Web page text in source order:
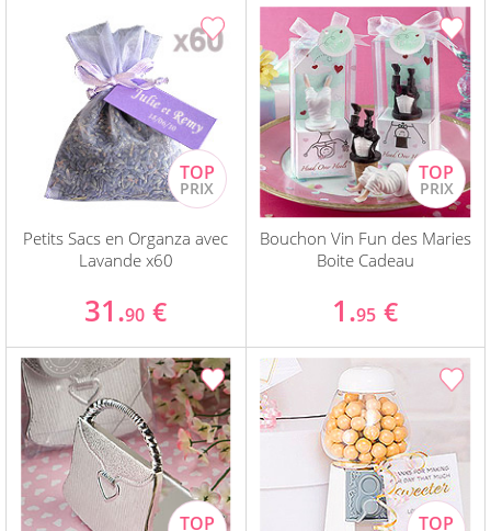
Petits Sacs en Organza avec
Lavande x60
31.90 €
Bouchon Vin Fun des Maries
Boite Cadeau
1.95 €